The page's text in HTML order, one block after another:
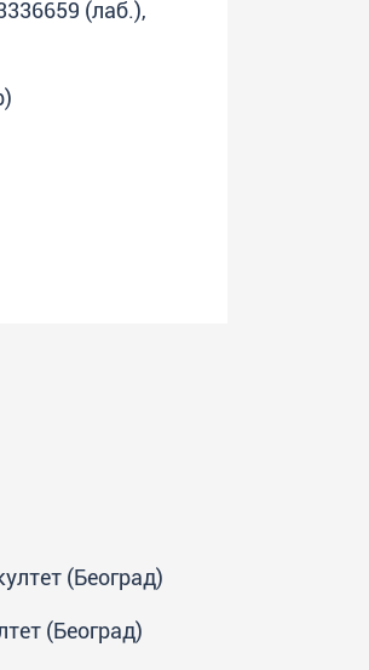
(лаб.),
(Београд)
(Београд)